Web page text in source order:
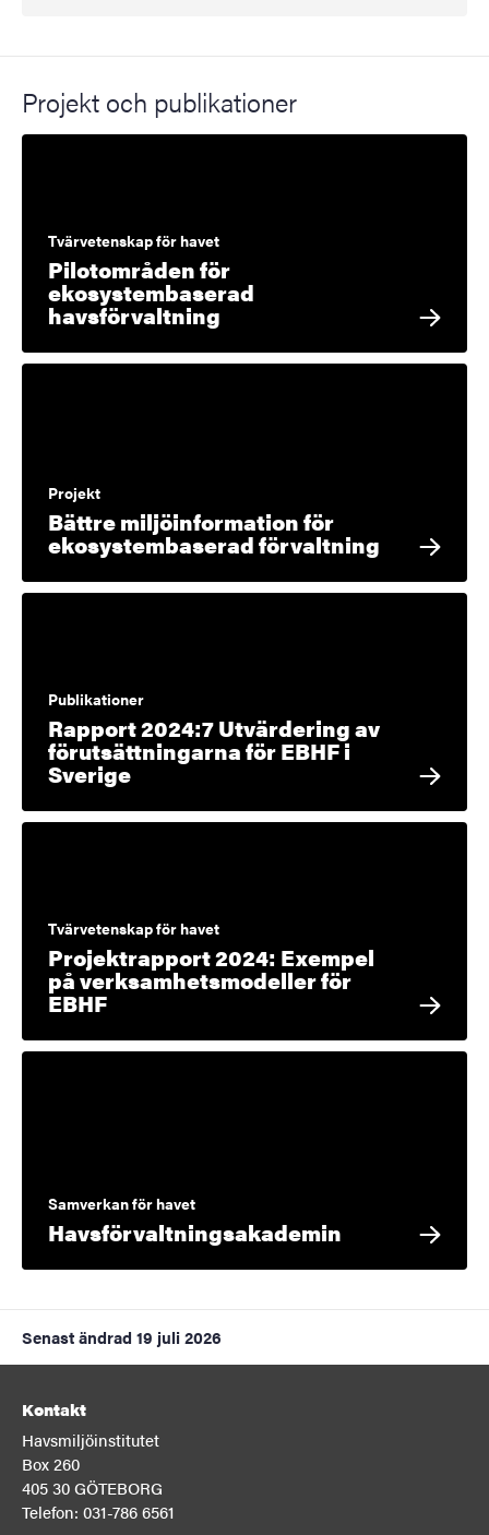
Projekt och publikationer
Tvärvetenskap för havet
Pilotområden för
ekosystembaserad
havsförvaltning
Projekt
Bättre miljöinformation för
ekosystembaserad förvaltning
Publikationer
Rapport 2024:7 Utvärdering av
förutsättningarna för EBHF i
Sverige
Tvärvetenskap för havet
Projektrapport 2024: Exempel
på verksamhetsmodeller för
EBHF
Samverkan för havet
Havsförvaltnings­akademin
Senast ändrad 19 juli 2026
Kontakt
Havsmiljöinstitutet
Box 260
405 30 GÖTEBORG
Telefon: 031-786 6561